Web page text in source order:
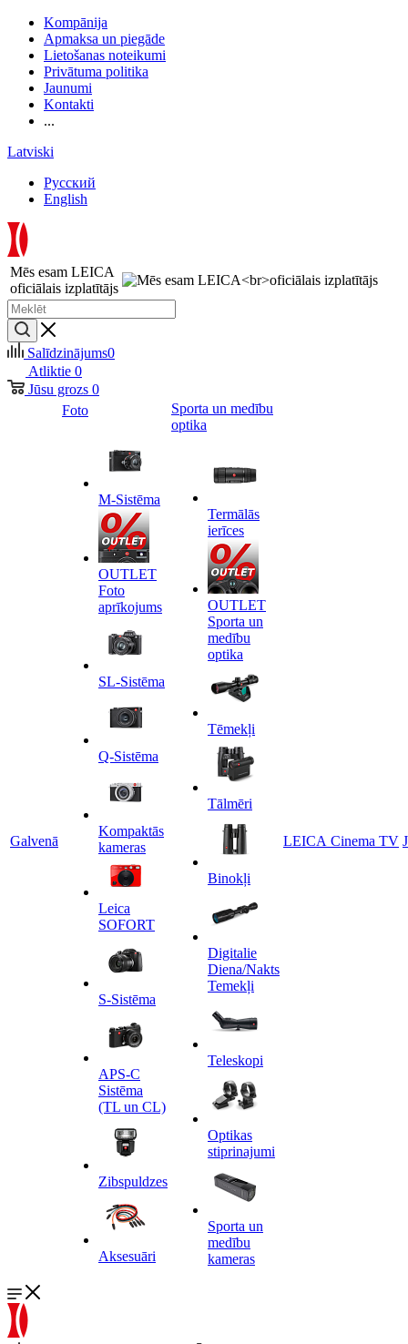
Kompānija
Apmaksa un piegāde
Lietošanas noteikumi
Privātuma politika
Jaunumi
Kontakti
...
Latviski
Русский
English
Mēs esam LEICA
oficiālais izplatītājs
Salīdzinājums0
Atliktie 0
Jūsu grozs 0
Galvenā
Foto
M-Sistēma
OUTLET
Foto
aprīkojums
SL-Sistēma
Q-Sistēma
Kompaktās
kameras
Leica
SOFORT
S-Sistēma
APS-C
Sistēma
(TL un CL)
Zibspuldzes
Aksesuāri
Sporta un medību
optika
Termālās
ierīces
OUTLET
Sporta un
medību
optika
Tēmekļi
Tālmēri
Binokļi
Digitalie
Diena/Nakts
Temekļi
Teleskopi
Optikas
stiprinajumi
Sporta un
medību
kameras
LEICA Cinema TV